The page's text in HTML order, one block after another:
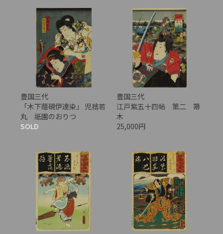
豊国三代
「木下蔭硯伊達染」 児捨若
丸 祇園のおりつ
SOLD
豊国三代
江戸紫五十四帖 第二 箒
木
25,000円